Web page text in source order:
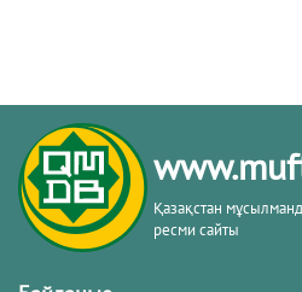
Қазақстан
ресми сайты